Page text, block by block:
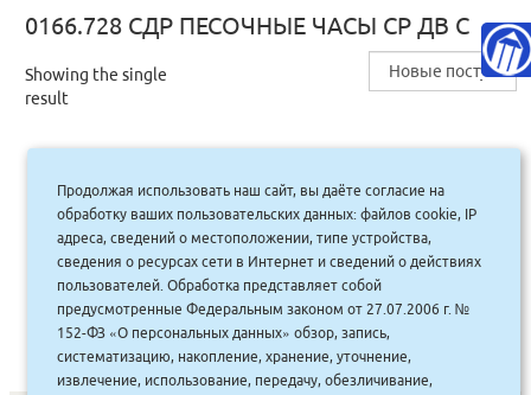
0166.728 СДР ПЕСОЧНЫЕ ЧАСЫ СР ДВ С
Showing the single
result
0166.728 СДР Песочные часы ср дв с/н
муж к240
50.00руб.
Купить
Продолжая использовать наш сайт, вы даёте согласие на
обработку ваших пользовательских данных: файлов cookie, IP
адреса, сведений о местоположении, типе устройства,
сведения о ресурсах сети в Интернет и сведений о действиях
пользователей. Обработка представляет собой
предусмотренные Федеральным законом от 27.07.2006 г. №
152-ФЗ «О персональных данных» обзор, запись,
систематизацию, накопление, хранение, уточнение,
извлечение, использование, передачу, обезличивание,